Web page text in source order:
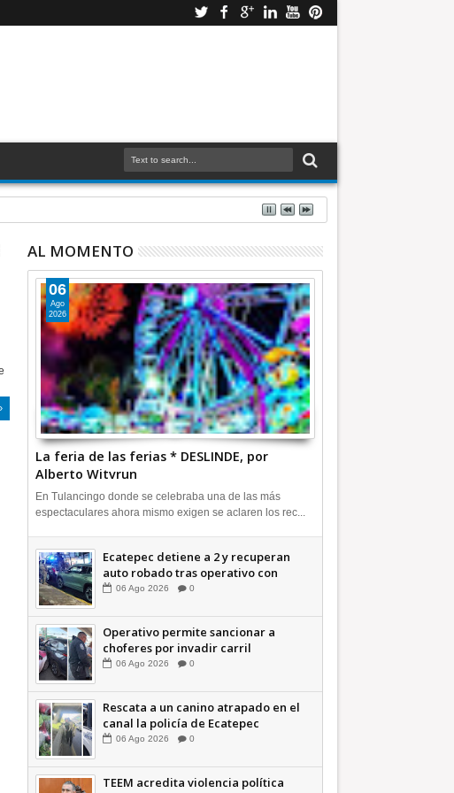
AL MOMENTO
La feria de las ferias * DESLINDE, por
Alberto Witvrun
06
Ago
2026
En Tulancingo donde se celebraba una de las más
espectaculares ahora mismo exigen se aclaren los rec...
Ecatepec detiene a 2 y recuperan
auto robado tras operativo con
Tecámac +Video | INFORMATIVA
06 Ago 2026 0
Operativo permite sancionar a
choferes por invadir carril
confinado: Ecatepec +Video |
06 Ago 2026 0
Rescata a un canino atrapado en el
canal la policía de Ecatepec
INFORMATIVA
06 Ago 2026 0
TEEM acredita violencia política